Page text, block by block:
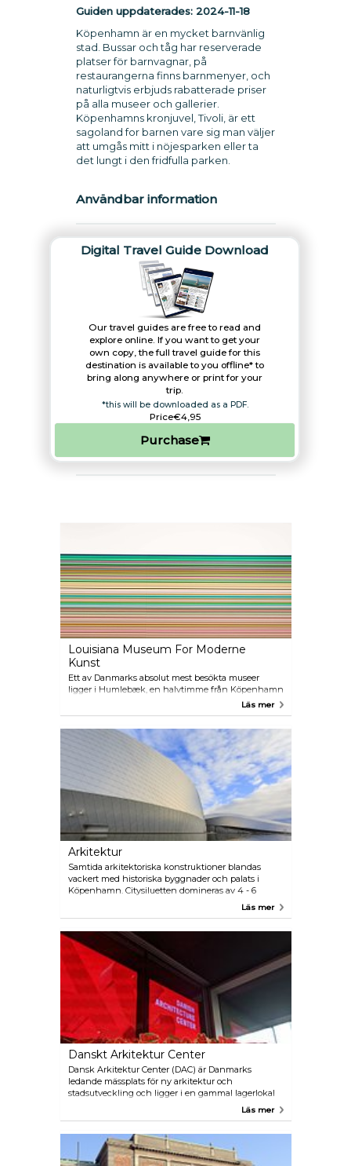
Guiden uppdaterades: 2024-11-18
Köpenhamn är en mycket barnvänlig
stad. Bussar och tåg har reserverade
platser för barnvagnar, på
restaurangerna finns barnmenyer, och
naturligtvis erbjuds rabatterade priser
på alla museer och gallerier.
Köpenhamns kronjuvel, Tivoli, är ett
sagoland for barnen vare sig man väljer
att umgås mitt i nöjesparken eller ta
det lungt i den fridfulla parken.
Användbar information
Digital Travel Guide Download
Our travel guides are free to read and
explore online. If you want to get your
own copy, the full travel guide for this
destination is available to you offline* to
bring along anywhere or print for your
trip.​
*this will be downloaded as a PDF.
Price€4,95
Purchase
Louisiana Museum For Moderne
Kunst
Ett av Danmarks absolut mest besökta museer
ligger i Humlebæk, en halvtimme från Köpenhamn
med tåg. Det är ett av världens bästa museer och
ligger i en vacker miljö med utsikt över Öresund.
skulpturpark. Här finns också ett speciellt område
för barnen med massor av kreativa aktiviteter.
Läs mer
Arkitektur
Samtida arkitektoriska konstruktioner blandas
vackert med historiska byggnader och palats i
Köpenhamn. Citysiluetten domineras av 4 - 6
våningsbyggnader snarare än de mer vanliga, i glas
du är intresserad av att se resultaten av en mer
modern stadsplanering.
Läs mer
Danskt Arkitektur Center
Dansk Arkitektur Center (DAC) är Danmarks
ledande mässplats för ny arkitektur och
stadsutveckling och ligger i en gammal lagerlokal
vid vattnet. DAC erbjuder varierande utställningar,
föredrag, debatter och kulturevenemang. Njut av en
finaste urvalet av böcker om arkitektur och design.
Läs mer